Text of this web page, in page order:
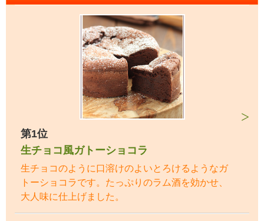
第1位
生チョコ風ガトーショコラ
生チョコのように口溶けのよいとろけるようなガ
トーショコラです。たっぷりのラム酒を効かせ、
大人味に仕上げました。